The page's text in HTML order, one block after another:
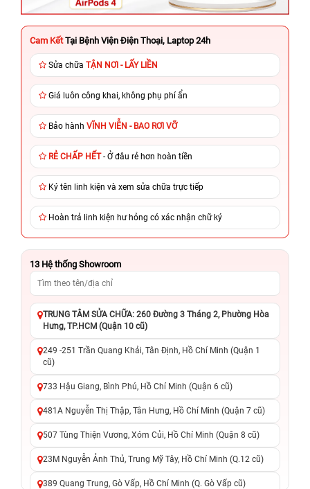
Cam Kết Tại Bệnh Viện Điện Thoại, Laptop 24h
Sửa chữa TẬN NƠI - LẤY LIỀN
Giá luôn công khai, không phụ phí ẩn
Bảo hành VĨNH VIỄN - BAO RƠI VỠ
RẺ CHẤP HẾT- Ở đâu rẻ hơn hoàn tiền
Ký tên linh kiện và xem sửa chữa trực tiếp
Hoàn trả linh kiện hư hỏng có xác nhận chữ ký
13 Hệ thống Showroom
TRUNG TÂM SỬA CHỮA: 260 Đường 3 Tháng 2, Phường Hòa
Hưng, TP.HCM (Quận 10 cũ)
249 -251 Trần Quang Khải, Tân Định, Hồ Chí Minh (Quận 1
cũ)
733 Hậu Giang, Bình Phú, Hồ Chí Minh (Quận 6 cũ)
481A Nguyễn Thị Thập, Tân Hưng, Hồ Chí Minh (Quận 7 cũ)
507 Tùng Thiện Vương, Xóm Củi, Hồ Chí Minh (Quận 8 cũ)
23M Nguyễn Ảnh Thủ, Trung Mỹ Tây, Hồ Chí Minh (Q.12 cũ)
389 Quang Trung, Gò Vấp, Hồ Chí Minh (Q. Gò Vấp cũ)